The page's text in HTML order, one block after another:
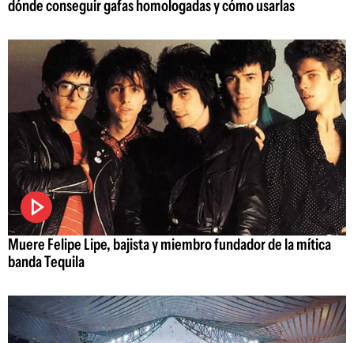
dónde conseguir gafas homologadas y cómo usarlas
Muere Felipe Lipe, bajista y miembro fundador de la mítica
banda Tequila